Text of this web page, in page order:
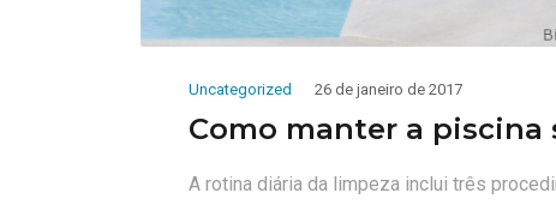
Uncategorized 26 de janeiro de 2017
Como manter a piscina
A rotina diária da limpeza inclui três